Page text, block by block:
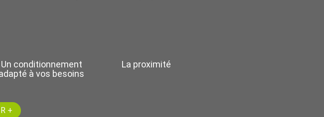
Un conditionnement
à vos besoins
La proximité
+